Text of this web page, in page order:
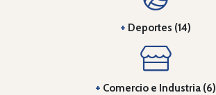
+ Deportes (14)
+ Comercio e Industria (6)